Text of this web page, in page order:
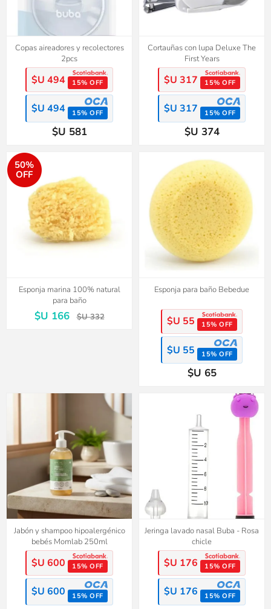
Copas aireadores y recolectores
2pcs
$U 494 15% OFF
$U 494 15% OFF
$U 581
Cortauñas con lupa Deluxe The
First Years
$U 317 15% OFF
$U 317 15% OFF
$U 374
50%
OFF
Esponja marina 100% natural
para baño
$U 166 $U 332
Esponja para baño Bebedue
$U 55 15% OFF
$U 55 15% OFF
$U 65
Jabón y shampoo hipoalergénico
bebés Momlab 250ml
$U 600 15% OFF
$U 600 15% OFF
Jeringa lavado nasal Buba - Rosa
chicle
$U 176 15% OFF
$U 176 15% OFF